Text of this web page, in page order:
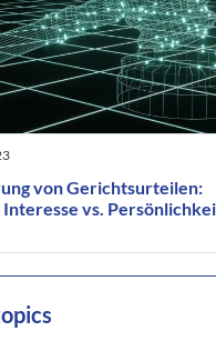
von Gerichtsurteilen:
vs.